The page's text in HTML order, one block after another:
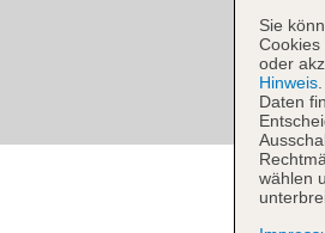
Sie
Cookies
oder
Hinweis
Daten
wählen